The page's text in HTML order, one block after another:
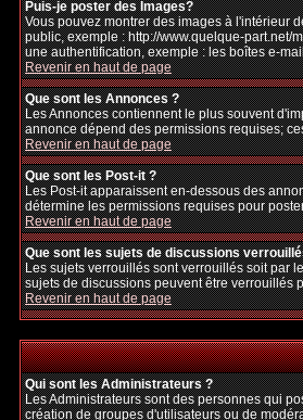
Puis-je poster des Images?
Vous pouvez montrer des images à l'intérieur
public, exemple : http://www.quelque-part.net/
une authentification, exemple : les boîtes e-
Revenir en haut de page
Que sont les Annonces ?
Les Annonces contiennent le plus souvent
annonce dépend des permissions requises;
Revenir en haut de page
Que sont les Post-it ?
Les Post-it apparaissent en-dessous des
détermine les permissions requises pour
Revenir en haut de page
Que sont les sujets de discussions
Les sujets verrouillés sont verrouillés soit par
sujets de discussions peuvent être verrouillés
Revenir en haut de page
Qui sont les Administrateurs ?
Les Administrateurs sont des personnes qui
création de groupes d'utilisateurs ou de